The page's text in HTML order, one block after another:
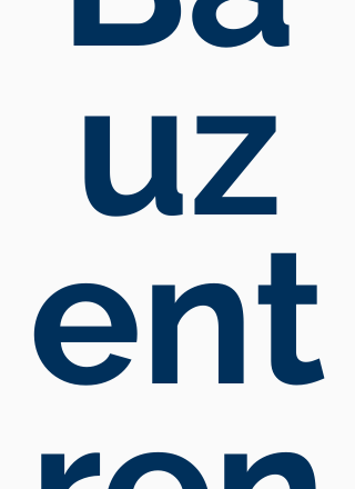
uz
ent